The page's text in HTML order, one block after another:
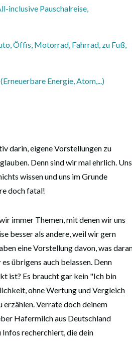
inclusive Pauschalreise,
Öffis, Motorrad, Fahrrad, zu Fuß,
Energie, Atom,...)
darin, eigene Vorstellungen zu
Denn sind wir mal ehrlich. Uns
wissen und uns im Grunde
doch fatal!
immer Themen, mit denen wir uns
besser als andere, weil wir gern
eine Vorstellung davon, was
übrigens auch belassen. Denn
ist? Es braucht gar kein "Ich bin
ohne Wertung und Vergleich
erzählen. Verrate doch deinem
Hafermilch aus Deutschland
recherchiert, die dein